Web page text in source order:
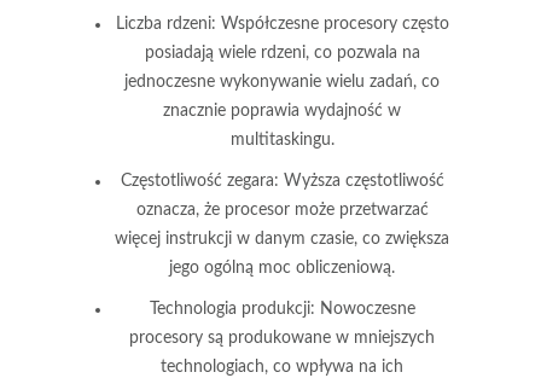
Liczba rdzeni: Współczesne procesory często
posiadają wiele rdzeni, co pozwala na
jednoczesne wykonywanie wielu zadań, co
znacznie poprawia wydajność w
multitaskingu.
Częstotliwość zegara: Wyższa częstotliwość
oznacza, że procesor może przetwarzać
więcej instrukcji w danym czasie, co zwiększa
jego ogólną moc obliczeniową.
Technologia produkcji: Nowoczesne
procesory są produkowane w mniejszych
technologiach, co wpływa na ich